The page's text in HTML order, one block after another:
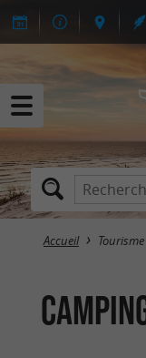
Accueil Tourisme